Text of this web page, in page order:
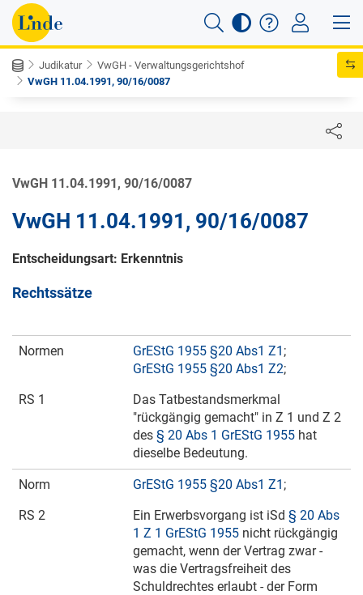
Judikatur
VwGH - Verwaltungsgerichtshof
VwGH 11.04.1991, 90/16/0087
VwGH 11.04.1991, 90/16/0087
VwGH 11.04.1991, 90/16/0087
Entscheidungsart: Erkenntnis
Rechtssätze
Normen GrEStG 1955 §20 Abs1 Z1 ;
GrEStG 1955 §20 Abs1 Z2;
RS 1
Das Tatbestandsmerkmal
"rückgängig gemacht" in Z 1 und Z 2
des § 20 Abs 1 GrEStG 1955 hat
dieselbe Bedeutung.
Norm GrEStG 1955 §20 Abs1 Z1 ;
RS 2
Ein Erwerbsvorgang ist iSd § 20 Abs
1 Z 1 GrEStG 1955 nicht rückgängig
gemacht, wenn der Vertrag zwar -
was die Vertragsfreiheit des
Schuldrechtes erlaubt - der Form